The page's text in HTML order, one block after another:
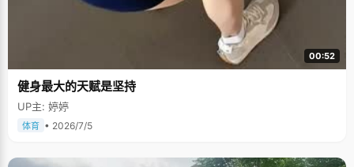
00:52
健身最大的天赋是坚持
UP主: 婷婷
体育 • 2026/7/5